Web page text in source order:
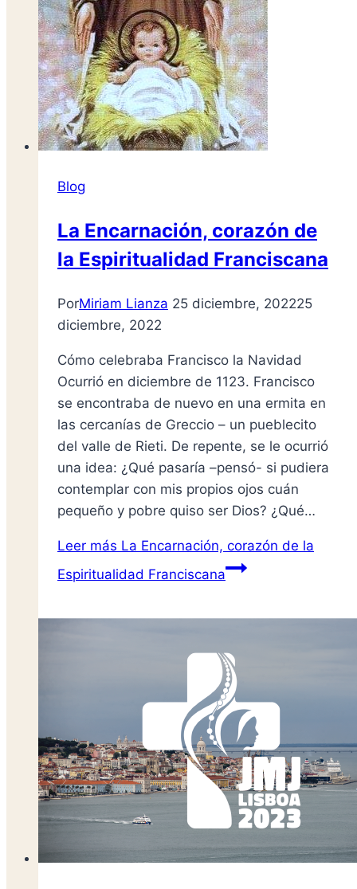
Blog
La Encarnación, corazón de
la Espiritualidad Franciscana
PorMiriam Lianza 25 diciembre, 202225
diciembre, 2022
Cómo celebraba Francisco la Navidad
Ocurrió en diciembre de 1123. Francisco
se encontraba de nuevo en una ermita en
las cercanías de Greccio – un pueblecito
del valle de Rieti. De repente, se le ocurrió
una idea: ¿Qué pasaría –pensó- si pudiera
contemplar con mis propios ojos cuán
pequeño y pobre quiso ser Dios? ¿Qué…
Leer más La Encarnación, corazón de la
Espiritualidad Franciscana